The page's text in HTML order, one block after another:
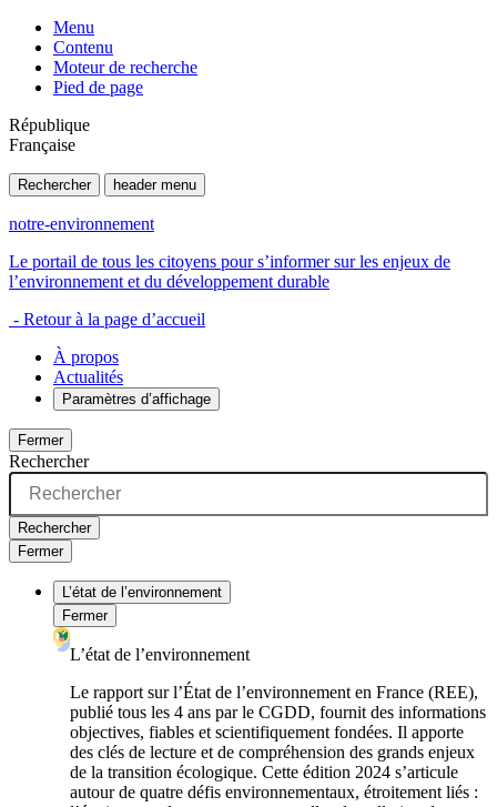
Menu
Contenu
Moteur de recherche
Pied de page
République
Française
Rechercher header menu
notre-environnement
Le portail de tous les citoyens pour s’informer sur les enjeux de
l’environnement et du développement durable
- Retour à la page d’accueil
À propos
Actualités
Paramètres d’affichage
Fermer
Rechercher
Rechercher
Fermer
L’état de l’environnement
Fermer
L’état de l’environnement
Le rapport sur l’État de l’environnement en France (REE),
publié tous les 4 ans par le CGDD, fournit des informations
objectives, fiables et scientifiquement fondées. Il apporte
des clés de lecture et de compréhension des grands enjeux
de la transition écologique. Cette édition 2024 s’articule
autour de quatre défis environnementaux, étroitement liés :